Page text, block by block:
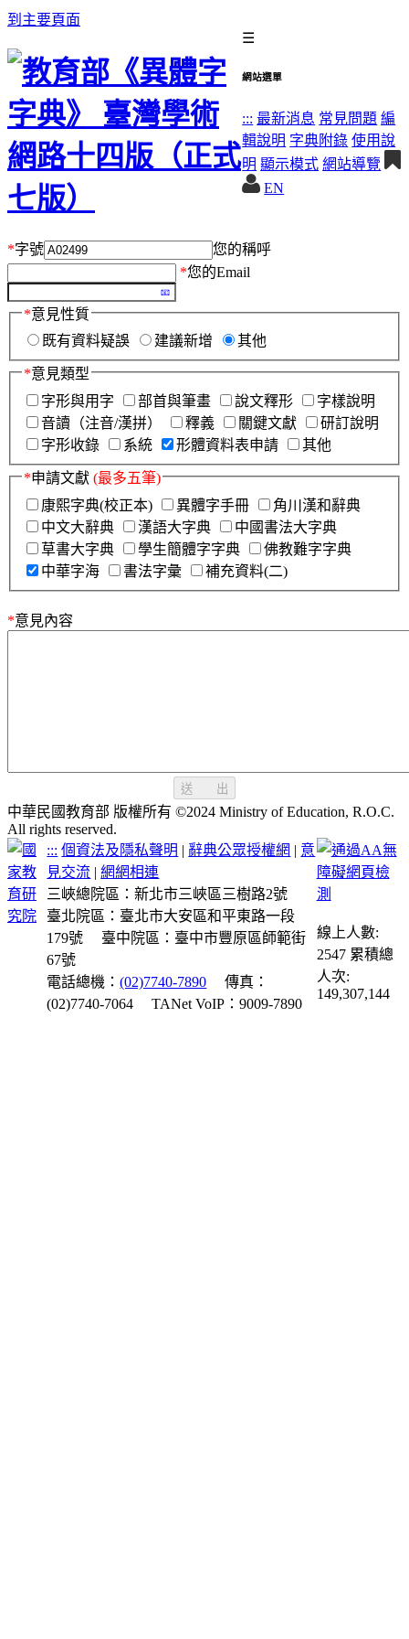
到主要頁面
☰
網站選單
::: 最新消息 常見問題 編
輯說明 字典附錄 使用說
明 顯示模式 網站導覽
EN
*字號
您的稱呼
*您的Email
*意見性質
既有資料疑誤
建議新增 其他
*意見類型
字形與用字
部首與筆畫 說文釋形
字樣說明
音讀（注音/漢拼）
釋義 關鍵文獻
研訂說明
字形收錄
系統 形體資料表申請 其他
*申請文獻 (最多五筆)
康熙字典(校正本)
異體字手冊
角川漢和辭典
中文大辭典
漢語大字典
中國書法大字典
草書大字典
學生簡體字字典
佛教難字字典
中華字海
書法字彙 補充資料(二)
*意見內容
送 出
中華民國教育部 版權所有 ©2024 Ministry of Education, R.O.C.
All rights reserved.
::: 個資法及隱私聲明 | 辭典公眾授權網 | 意
見交流 |網網相連
三峽總院區：新北市三峽區三樹路2號
臺北院區：臺北市大安區和平東路一段
179號
臺中院區：臺中市豐原區師範街
67號
電話總機：(02)7740-7890
傳真：
(02)7740-7064
TANet VoIP：9009-7890
線上人數:
2547 累積總
人次:
149,307,144